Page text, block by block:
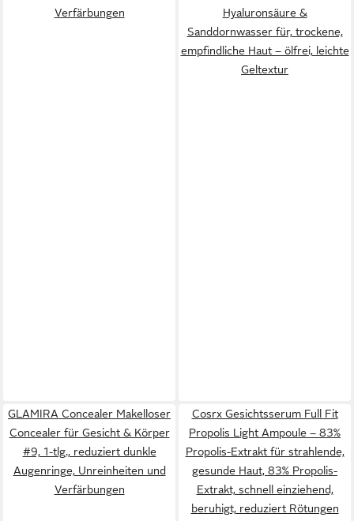
Verfärbungen
Hyaluronsäure &
Sanddornwasser für, trockene,
empfindliche Haut – ölfrei, leichte
Geltextur
GLAMIRA Concealer Makelloser
Concealer für Gesicht & Körper
#9, 1-tlg., reduziert dunkle
Augenringe, Unreinheiten und
Verfärbungen
Cosrx Gesichtsserum Full Fit
Propolis Light Ampoule – 83%
Propolis-Extrakt für strahlende,
gesunde Haut, 83% Propolis-
Extrakt, schnell einziehend,
beruhigt, reduziert Rötungen